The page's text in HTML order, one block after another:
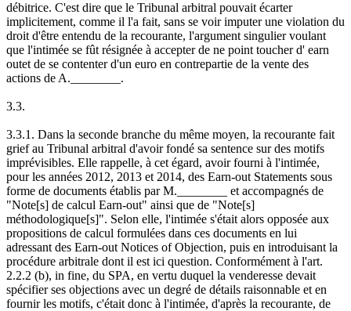
débitrice. C'est dire que le Tribunal arbitral pouvait écarter
implicitement, comme il l'a fait, sans se voir imputer une violation du
droit d'être entendu de la recourante, l'argument singulier voulant
que l'intimée se fût résignée à accepter de ne point toucher d' earn
outet de se contenter d'un euro en contrepartie de la vente des
actions de A.________.
3.3.
3.3.1. Dans la seconde branche du même moyen, la recourante fait
grief au Tribunal arbitral d'avoir fondé sa sentence sur des motifs
imprévisibles. Elle rappelle, à cet égard, avoir fourni à l'intimée,
pour les années 2012, 2013 et 2014, des Earn-out Statements sous
forme de documents établis par M.________ et accompagnés de
"Note[s] de calcul Earn-out" ainsi que de "Note[s]
méthodologique[s]". Selon elle, l'intimée s'était alors opposée aux
propositions de calcul formulées dans ces documents en lui
adressant des Earn-out Notices of Objection, puis en introduisant la
procédure arbitrale dont il est ici question. Conformément à l'art.
2.2.2 (b), in fine, du SPA, en vertu duquel la venderesse devait
spécifier ses objections avec un degré de détails raisonnable et en
fournir les motifs, c'était donc à l'intimée, d'après la recourante, de